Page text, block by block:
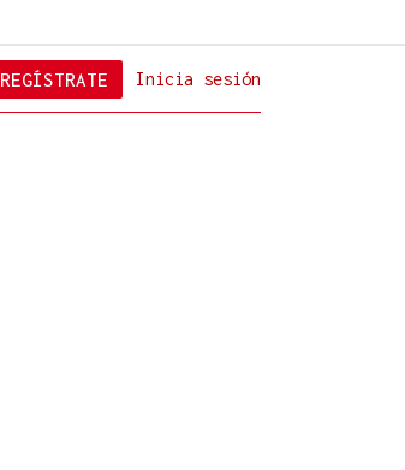
Inicia sesión
REGÍSTRATE